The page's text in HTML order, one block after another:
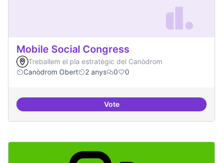
Mobile Social Congress
Treballem el pla estratègic del Canòdrom
Canòdrom Obert
2 anys 0 0
VoteMobile Social Congress